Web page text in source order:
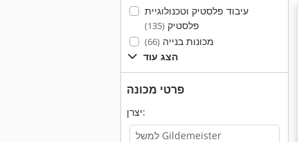
עיבוד פלסטיק וטכנולוגיית
פלסטיק(135)
מכונות בנייה(66)
הצג עוד
פרטי מכונה
יצרן: